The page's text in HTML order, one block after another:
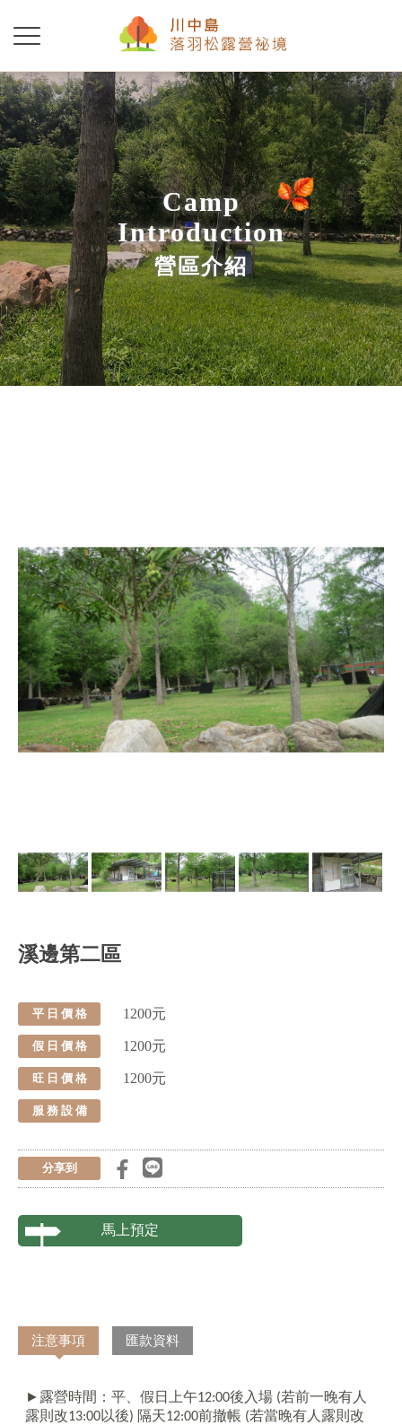
Camp
Introduction
營區介紹
溪邊第二區
平 日 價 格 1200元
假 日 價 格 1200元
旺 日 價 格 1200元
服 務 設 備
分享到
馬上預定
注意事項 匯款資料
►露營時間：平、假日上午12:00後入場 (若前一晚有人
露則改13:00以後) 隔天12:00前撤帳 (若當晚有人露則改